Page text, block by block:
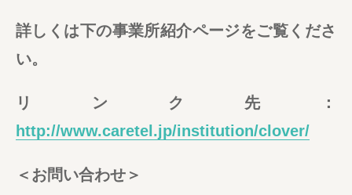
詳しくは下の事業所紹介ページをご覧くださ
い。
リンク先：
http://www.caretel.jp/institution/clover/
＜お問い合わせ＞